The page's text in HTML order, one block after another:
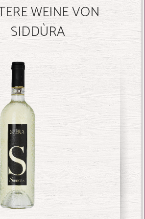
WEINE VON
SIDDÙRA